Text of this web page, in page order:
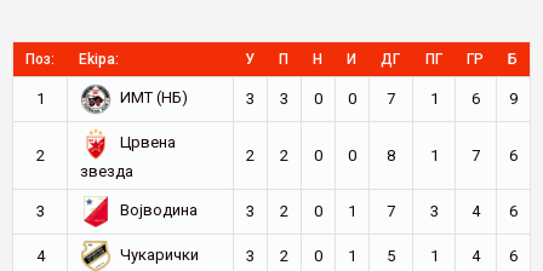
Поз: Ekipa: У П Н И ДГ ПГ ГР Б
1 ИМТ (НБ) 3 3 0 0 7 1 6 9
2
Црвена
звезда
2 2 0 0 8 1 7 6
3 Војводина 3 2 0 1 7 3 4 6
4 Чукарички 3 2 0 1 5 1 4 6